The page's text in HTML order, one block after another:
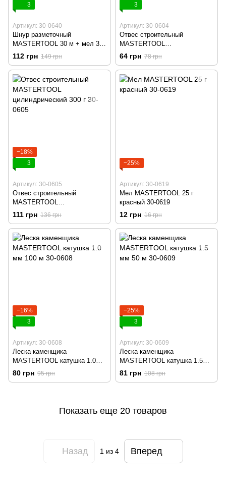
3
Артикул: 30-0640
Шнур разметочный
MASTERTOOL 30 м + мел 30-
0640
112 грн 149 грн
3
Артикул: 30-0604
Отвес строительный
MASTERTOOL
цилиндрический 100 г 30-0604
64 грн 78 грн
−18%
3
Артикул: 30-0605
Отвес строительный
MASTERTOOL
цилиндрический 300 г 30-0605
111 грн 136 грн
−25%
Артикул: 30-0619
Мел MASTERTOOL 25 г
красный 30-0619
12 грн 16 грн
−16%
3
Артикул: 30-0608
Леска каменщика
MASTERTOOL катушка 1.0
мм 100 м 30-0608
80 грн 95 грн
−25%
3
Артикул: 30-0609
Леска каменщика
MASTERTOOL катушка 1.5
мм 50 м 30-0609
81 грн 108 грн
Показать еще 20 товаров
Назад 1из 4 Вперед